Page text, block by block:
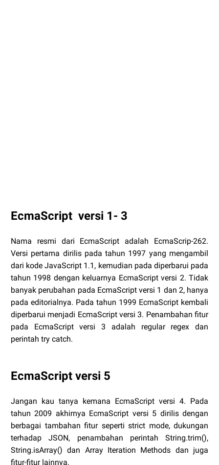
EcmaScript versi 1- 3
Nama resmi dari EcmaScript adalah EcmaScrip-262.
Versi pertama dirilis pada tahun 1997 yang mengambil
dari kode JavaScript 1.1, kemudian pada diperbarui pada
tahun 1998 dengan keluarnya EcmaScript versi 2. Tidak
banyak perubahan pada EcmaScript versi 1 dan 2, hanya
pada editorialnya. Pada tahun 1999 EcmaScript kembali
diperbarui menjadi EcmaScript versi 3. Penambahan fitur
pada EcmaScript versi 3 adalah regular regex dan
perintah try catch.
EcmaScript versi 5
Jangan kau tanya kemana EcmaScript versi 4. Pada
tahun 2009 akhirnya EcmaScript versi 5 dirilis dengan
berbagai tambahan fitur seperti strict mode, dukungan
terhadap JSON, penambahan perintah String.trim(),
String.isArray() dan Array Iteration Methods dan juga
fitur-fitur lainnya.